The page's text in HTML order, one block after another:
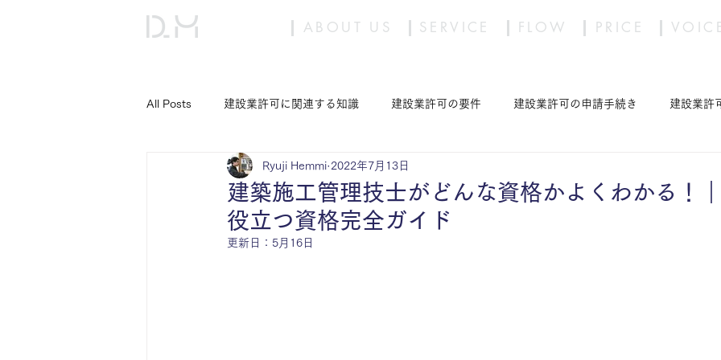
ABOUT US SERVICE FLOW PRICE
All Posts 建設業許可に関連する知識 建設業許可の要件 建設業許可の申請手続き 建設業許
建設キャリアアップシステム（CCUS）
建築施工管理技士がどんな資格かよくわかる！
役立つ資格完全ガイド
Ryuji Hemmi 2022年7月13日
更新日： 5月16日